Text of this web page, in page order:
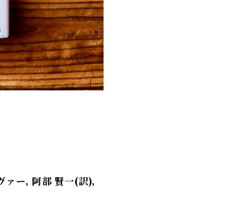
ァー, 阿部 賢一(訳),